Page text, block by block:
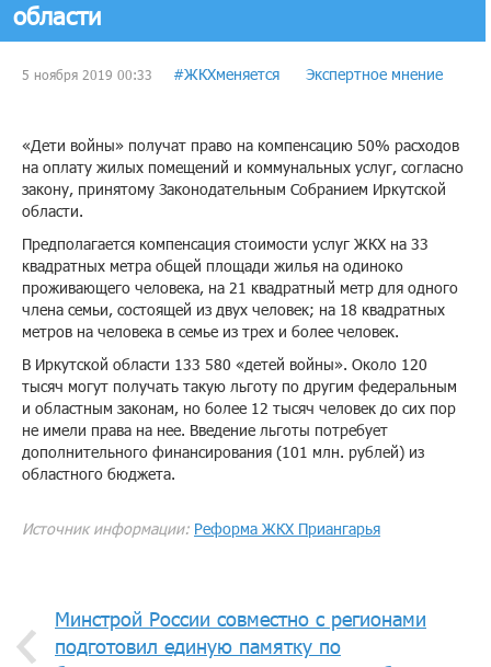
области
5 ноября 2019 00:33 #ЖКХменяется Экспертное мнение
«Дети войны» получат право на компенсацию 50% расходов
на оплату жилых помещений и коммунальных услуг, согласно
закону, принятому Законодательным Собранием Иркутской
области.
Предполагается компенсация стоимости услуг ЖКХ на 33
квадратных метра общей площади жилья на одиноко
проживающего человека, на 21 квадратный метр для одного
члена семьи, состоящей из двух человек; на 18 квадратных
метров на человека в семье из трех и более человек.
В Иркутской области 133 580 «детей войны». Около 120
тысяч могут получать такую льготу по другим федеральным
и областным законам, но более 12 тысяч человек до сих пор
не имели права на нее. Введение льготы потребует
дополнительного финансирования (101 млн. рублей) из
областного бюджета.
Источник информации: Реформа ЖКХ Приангарья
​Минстрой России совместно с регионами
подготовил единую памятку по